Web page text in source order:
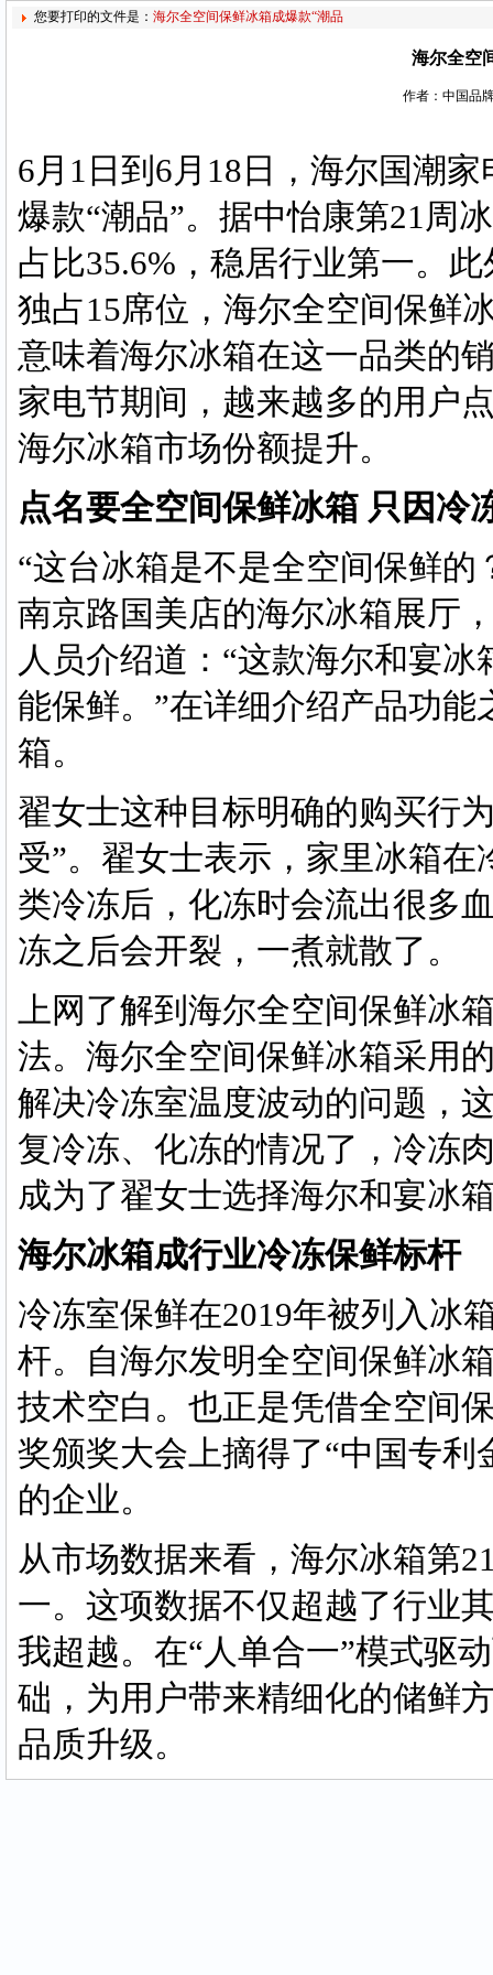
您要打印的文件是： 海尔全空间保鲜冰箱成爆款“潮品
海尔全空
作者：中国品
6月1日到6月18日，海尔国潮
爆款“潮品”。据中怡康第21周
占比35.6%，稳居行业第一。
独占15席位，海尔全空间保鲜
意味着海尔冰箱在这一品类的
家电节期间，越来越多的用户
海尔冰箱市场份额提升。
点名要全空间保鲜冰箱 只因冷
“这台冰箱是不是全空间保鲜
南京路国美店的海尔冰箱展厅
人员介绍道：“这款海尔和宴
能保鲜。”在详细介绍产品功
箱。
翟女士这种目标明确的购买行
受”。翟女士表示，家里冰箱
类冷冻后，化冻时会流出很多
冻之后会开裂，一煮就散了。
上网了解到海尔全空间保鲜冰
法。海尔全空间保鲜冰箱采用
解决冷冻室温度波动的问题，
复冷冻、化冻的情况了，冷冻
成为了翟女士选择海尔和宴冰
海尔冰箱成行业冷冻保鲜标杆
冷冻室保鲜在2019年被列入冰
杆。自海尔发明全空间保鲜冰
技术空白。也正是凭借全空间
奖颁奖大会上摘得了“中国专
的企业。
从市场数据来看，海尔冰箱第
一。这项数据不仅超越了行业
我超越。在“人单合一”模式驱
础，为用户带来精细化的储鲜
品质升级。